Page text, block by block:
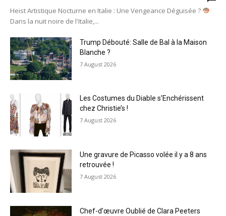
Heist Artistique Nocturne en Italie : Une Vengeance Déguisée ?
Dans la nuit noire de l'Italie,...
Trump Débouté: Salle de Bal à la Maison
Blanche ?
7 August 2026
Les Costumes du Diable s’Enchérissent
chez Christie’s !
7 August 2026
Une gravure de Picasso volée il y a 8 ans
retrouvée !
7 August 2026
Chef-d’œuvre Oublié de Clara Peeters